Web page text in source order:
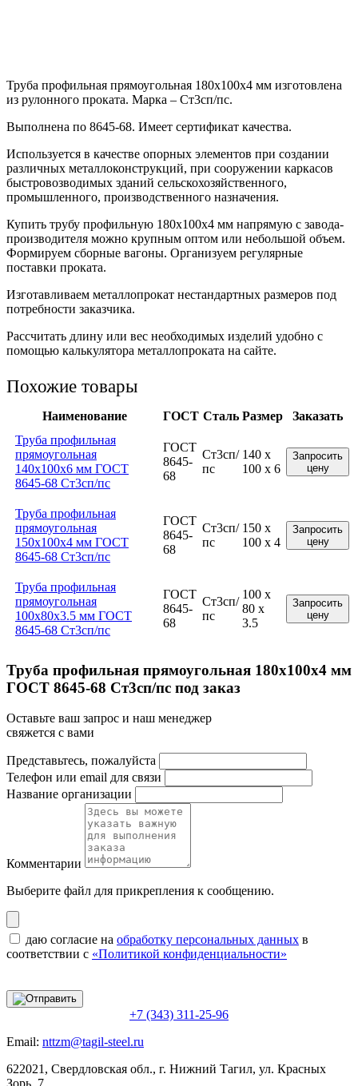
Труба профильная прямоугольная 180х100х4 мм изготовлена
из рулонного проката. Марка – Ст3сп/пс.
Выполнена по 8645-68. Имеет сертификат качества.
Используется в качестве опорных элементов при создании
различных металлоконструкций, при сооружении каркасов
быстровозводимых зданий сельскохозяйственного,
промышленного, производственного назначения.
Купить трубу профильную 180х100х4 мм напрямую с завода-
производителя можно крупным оптом или небольшой объем.
Формируем сборные вагоны. Организуем регулярные
поставки проката.
Изготавливаем металлопрокат нестандартных размеров под
потребности заказчика.
Рассчитать длину или вес необходимых изделий удобно с
помощью калькулятора металлопроката на сайте.
Похожие товары
Наименование ГОСТ Сталь Размер
Заказать
Труба профильная
прямоугольная
140x100x6 мм ГОСТ
8645-68 Ст3сп/пс
ГОСТ
8645-
68
Ст3сп/
пс
140 x
100 x 6
Запросить
цену
Труба профильная
прямоугольная
150x100x4 мм ГОСТ
8645-68 Ст3сп/пс
ГОСТ
8645-
68
Ст3сп/
пс
150 x
100 x 4
Запросить
цену
Труба профильная
прямоугольная
100x80x3.5 мм ГОСТ
8645-68 Ст3сп/пс
ГОСТ
8645-
68
Ст3сп/
пс
100 x
80 x
3.5
Запросить
цену
Труба профильная прямоугольная 180x100x4 мм
ГОСТ 8645-68 Ст3сп/пс под заказ
Оставьте ваш запрос и наш менеджер
свяжется с вами
Представьтесь, пожалуйста
Телефон или email для связи
Название организации
Комментарии
Выберите файл для прикрепления к сообщению.
даю согласие на обработку персональных данных в
соответствии с «Политикой конфиденциальности»
+7 (343) 311-25-96
Email: nttzm@tagil-steel.ru
622021, Свердловская обл., г. Нижний Тагил, ул. Красных